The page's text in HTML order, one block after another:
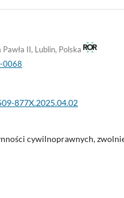
II, Lublin, Polska
0068
877X.2025.04.02
cywilnoprawnych,